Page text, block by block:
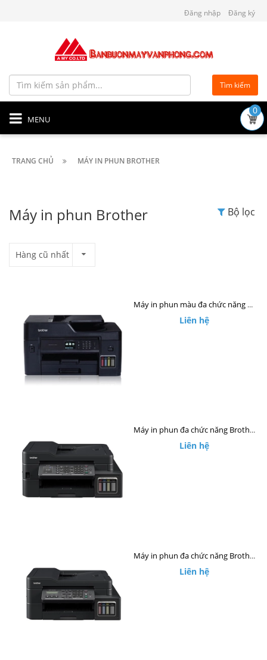
Đăng nhập Đăng ký
Tìm kiếm
MENU
0
TRANG CHỦ MÁY IN PHUN BROTHER
Máy in phun Brother Bộ lọc
Hàng cũ nhất
Máy in phun màu đa chức năng Brother MFC-T4500DW (A3)
Liên hệ
Máy in phun đa chức năng Brother MFC-T910DW
Liên hệ
Máy in phun đa chức năng Brother MFC-T810W
Liên hệ